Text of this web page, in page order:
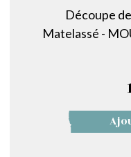
Découpe
Matelassé -